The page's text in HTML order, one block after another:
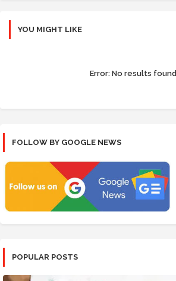
YOU MIGHT LIKE
Error: No results found
FOLLOW BY GOOGLE NEWS
POPULAR POSTS